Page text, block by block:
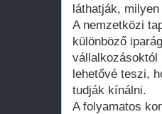
láthatják,
A nemzetközi
különböző
vállalkozásoktól
lehetővé teszi,
tudják kínálni.
A folyamatos